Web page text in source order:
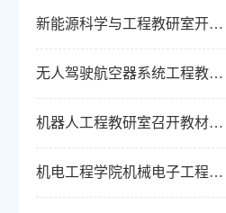
新能源科学与工程教研室开展《分布式新能源发电规划与运行技术》课程集体备课活动
无人驾驶航空器系统工程教研室召开2025-2026学年第二学期教材选用专题研讨会
机器人工程教研室召开教材选用专项会
机电工程学院机械电子工程教研室开展2025-2026（2）学期教材选用审核会议